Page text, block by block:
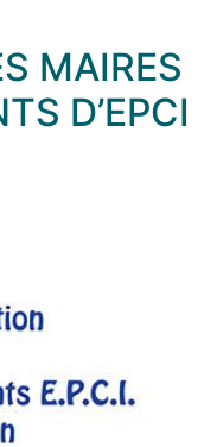
MAIRES
D’EPCI